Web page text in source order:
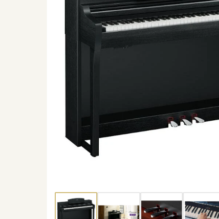
Thumbnail 1 Thumbnail 2Thumbnail 3